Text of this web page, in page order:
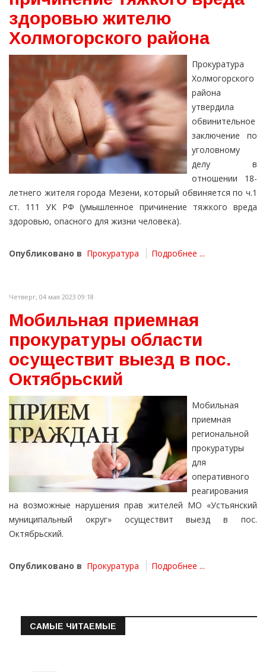
здоровью жителю
Холмогорского района
Прокуратура
Холмогорского
района
утвердила
обвинительное
заключение по
уголовному
делу в
отношении 18-
летнего жителя города Мезени, который обвиняется по ч.1
ст. 111 УК РФ (умышленное причинение тяжкого вреда
здоровью, опасного для жизни человека).
Опубликовано в Прокуратура Подробнее ...
Четверг, 04 мая 2023 09:18
Мобильная приемная
прокуратуры области
осуществит выезд в пос.
Октябрьский
Мобильная
приемная
региональной
прокуратуры
для
оперативного
реагирования
на возможные нарушения прав жителей МО «Устьянский
муниципальный округ» осуществит выезд в пос.
Октябрьский.
Опубликовано в Прокуратура Подробнее ...
САМЫЕ ЧИТАЕМЫЕ